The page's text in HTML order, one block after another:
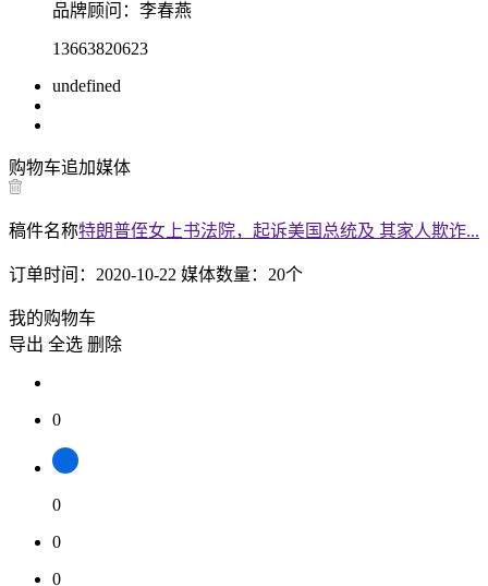
品牌顾问： 李春燕
13663820623
undefined
购物车追加媒体
稿件名称特朗普侄女上书法院，起诉美国总统及 其家人欺诈...
订单时间： 2020-10-22 媒体数量： 20个
我的购物车
导出 全选 删除
0
0
0
0